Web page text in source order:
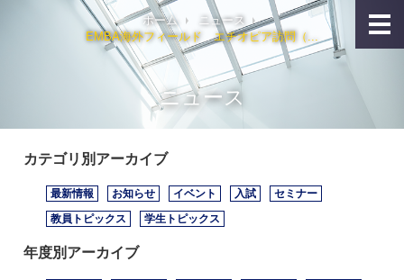
ホーム
ニュース
EMBA海外フィールド エチオピア訪問（...
ニュース
カテゴリ別アーカイブ
最新情報 お知らせ イベント 入試
セミナー
教員トピックス
学生トピックス
年度別アーカイブ